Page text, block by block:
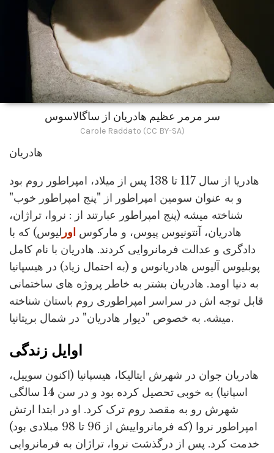
سر مرمر عظیم هادریان از ساگالاسوس
Carole Raddato (CC BY-SA)
هادریان
هادریا از سال 117 تا 138 پس از میلاد، امپراطور روم بود
و به عنوان سومین امپراطور از "پنج امپراطور خوب"
شناخته میشه (پنج امپراطور عبارتند از : نروا، تراژان،
هادریان، آنتونیوس پیوس، و مارکوس اور لیوس) که با
دادگری و عدالت فرمانروایی کردند. هادریان با نام کامل
پوبلیوس آلیوس هادریانوس و (به احتمال زیاد) در هیسپانیا
به دنیا اومد. هادریان بشتر به خاطر پروژه های ساختمانی
قابل توجه اش در سراسر امپراطوری روم باستان شناخته
میشه. به خصوص "دیوار هادریان" در شمال بریتانیا.
اوایل زندگی
هادریان جوان در شهرش ایتالیکا، هیسپانیا (اکنون سوییل،
اسپانیا) به خوبی تحصیل کرده بود و در سن 14 سالگی
شهرش رو به مقصد روم ترک کرد. او در ابتدا ارتش
امپراطور نروا (که فرمانرواییش از 96 تا 98 مبلادی بود)
خدمت کرد. پس از درگذشت نروا، تراژان به فرمانروایی